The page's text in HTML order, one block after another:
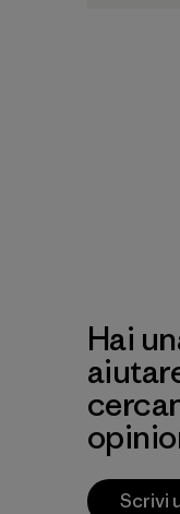
Hai
Scrivi